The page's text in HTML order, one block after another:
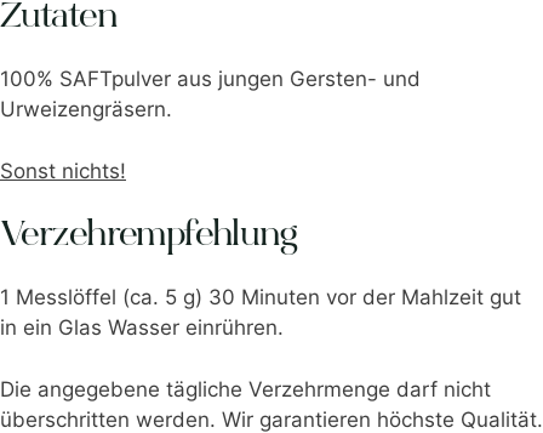
Zutaten
100% SAFTpulver aus jungen Gersten- und
Urweizengräsern.
Sonst nichts!
Verzehrempfehlung
1 Messlöffel (ca. 5 g) 30 Minuten vor der Mahlzeit gut
in ein Glas Wasser einrühren.
Die angegebene tägliche Verzehrmenge darf nicht
überschritten werden. Wir garantieren höchste Qualität.